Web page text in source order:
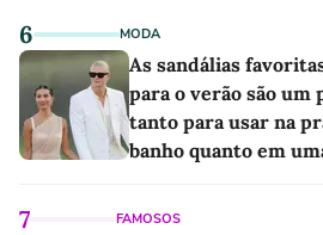
6 MODA
As sandálias
para o verão são
tanto para usar na
banho quanto em
7 FAMOSOS